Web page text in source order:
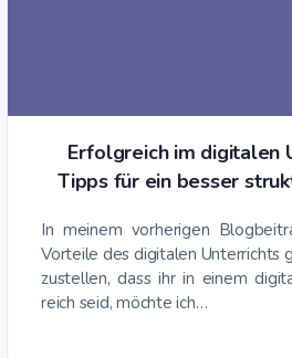
Erfolg­reich im digi­ta­len
Tipps für ein bes­ser
In mei­nem vor­he­ri­gen
Vor­tei­le des digi­ta­len Unter­richts
zu­stel­len, dass ihr in einem
reich seid, möch­te ich…